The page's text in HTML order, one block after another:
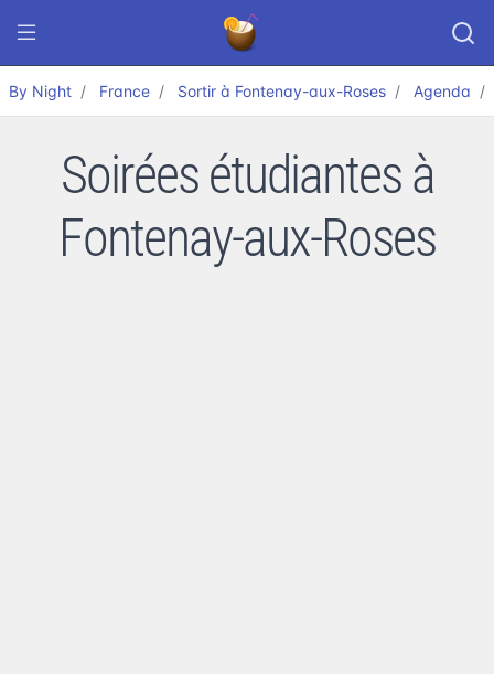
By Night France Sortir à Fontenay-aux-Roses Agenda
Soirées étudiantes à
Fontenay-aux-Roses